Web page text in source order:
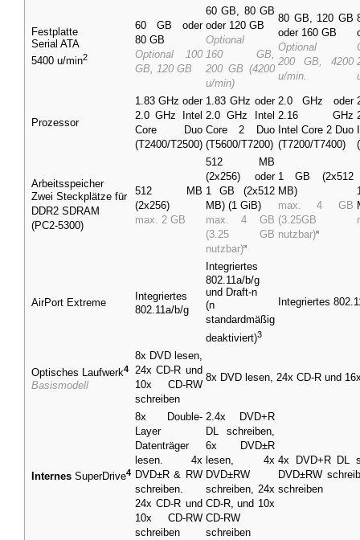
Festplatte
Serial ATA
5400 u/min2
60 GB oder
80 GB
Optional 100
GB, 120 GB
60 GB, 80 GB
oder 120 GB
Optional
160 GB,
200 GB (4200
u/min)
80 GB, 120 GB
oder 160 GB
Optional
200 GB, 4200
u/min.
Prozessor
1.83 GHz oder
2.0 GHz Intel
Core Duo
(T2400/T2500)
1.83 GHz oder
2.0 GHz Intel
Core 2 Duo
(T5600/T7200)
2.0 GHz oder
2.16 GHz
Intel Core 2 Duo
(T7200/T7400)
Arbeitsspeicher
Zwei Steckplätze für
DDR2 SDRAM
(PC2-5300)
512 MB
(2x256)
max. 2 GB
512 MB
(2x256) oder
1 GB (2x512
MB) (1 GiB)
max. 4 GB
(3.25 GB
nutzbar)[3]
1 GB (2x512
MB)
max. 4 GB
(3.25GB
nutzbar)[3]
AirPort Extreme
Integriertes
802.11a/b/g
Integriertes
802.11a/b/g
und Draft-n
(n
standardmäßig
deaktiviert)3
Integriertes
Optisches Laufwerk4
Basismodell
8x DVD lesen,
24x CD-R und
10x CD-RW
schreiben
8x DVD lesen, 24x CD-R und
Internes SuperDrive4
8x Double-
Layer
Datenträger
lesen. 4x
DVD±R & RW
schreiben.
24x CD-R und
10x CD-RW
schreiben
2.4x DVD+R
DL schreiben,
6x DVD±R
lesen, 4x
DVD±RW
schreiben, 24x
CD-R, und 10x
CD-RW
schreiben
4x DVD+R DL
DVD±RW
schreiben